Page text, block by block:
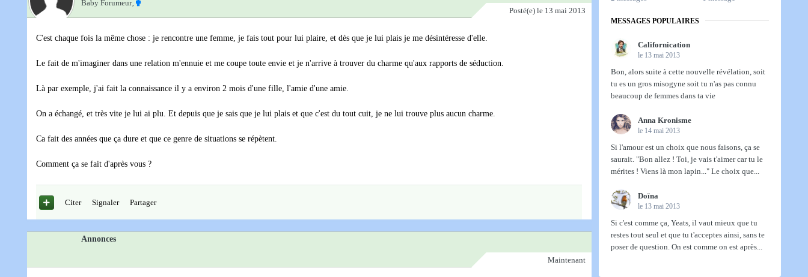
Baby Forumeur‚
Posté(e) le 13 mai 2013
C'est chaque fois la même chose : je rencontre une femme, je fais tout pour lui plaire, et dès que je lui plais je me désintéresse d'elle.
Le fait de m'imaginer dans une relation m'ennuie et me coupe toute envie et je n'arrive à trouver du charme qu'aux rapports de séduction.
Là par exemple, j'ai fait la connaissance il y a environ 2 mois d'une fille, l'amie d'une amie.
On a échangé, et très vite je lui ai plu. Et depuis que je sais que je lui plais et que c'est du tout cuit, je ne lui trouve plus aucun charme.
Ca fait des années que ça dure et que ce genre de situations se répètent.
Comment ça se fait d'après vous ?
Citer Signaler Partager
Annonces
Maintenant
MESSAGES POPULAIRES
Californication
le 13 mai 2013
Bon, alors suite à cette nouvelle révélation, soit
tu es un gros misogyne soit tu n'as pas connu
beaucoup de femmes dans ta vie
Anna Kronisme
le 14 mai 2013
Si l'amour est un choix que nous faisons, ça se
saurait. "Bon allez ! Toi, je vais t'aimer car tu le
mérites ! Viens là mon lapin..." Le choix que...
Doïna
le 13 mai 2013
Si c'est comme ça, Yeats, il vaut mieux que tu
restes tout seul et que tu t'acceptes ainsi, sans te
poser de question. On est comme on est après...